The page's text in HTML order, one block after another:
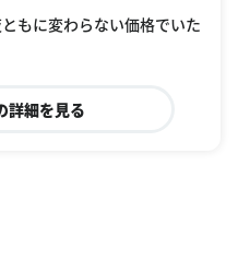
もに変わらない価格でいた
詳細を見る